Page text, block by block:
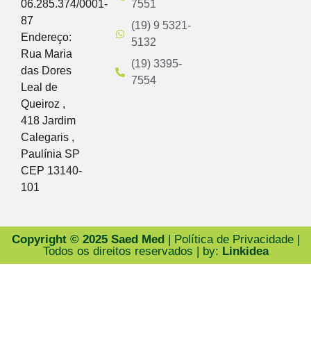
06.285.374/0001-
87
Endereço:
Rua Maria
das Dores
Leal de
Queiroz ,
418 Jardim
Calegaris ,
Paulínia SP
CEP 13140-
101
7551
(19) 9 5321-
5132
(19) 3395-
7554
Copyright © 2025 Saed Med
| Política de Privacidade |
Todos os direitos reservados | by: Linkidea